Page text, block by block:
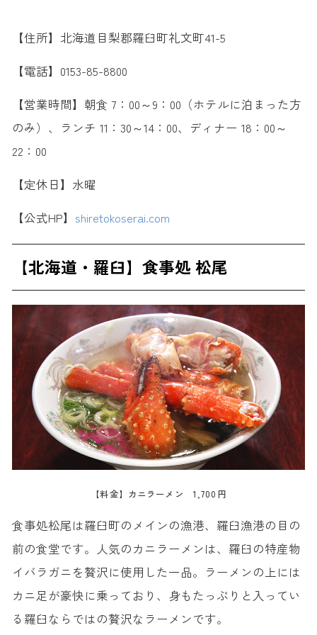
【住所】北海道目梨郡羅臼町礼文町41-5
【電話】0153-85-8800
【営業時間】朝食 7：00～9：00（ホテルに泊まった方
のみ）、ランチ 11：30～14：00、ディナー 18：00～
22：00
【定休日】水曜
【公式HP】 shiretokoserai.com
【北海道・羅臼】食事処 松尾
【料金】カニラーメン 1,700円
食事処松尾は羅臼町のメインの漁港、羅臼漁港の目の
前の食堂です。人気のカニラーメンは、羅臼の特産物
イバラガニを贅沢に使用した一品。ラーメンの上には
カニ足が豪快に乗っており、身もたっぷりと入ってい
る羅臼ならではの贅沢なラーメンです。